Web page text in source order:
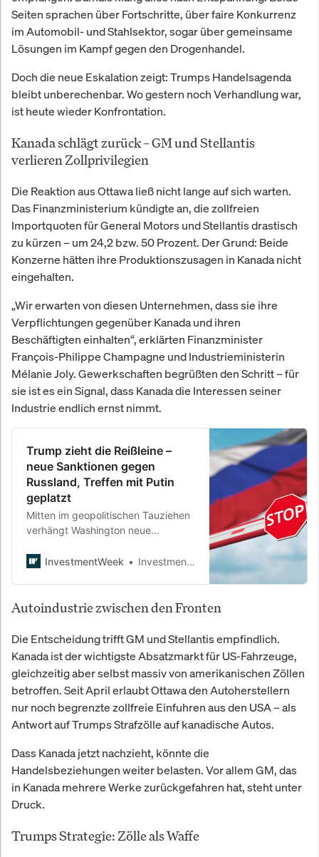
Seiten sprachen über Fortschritte, über faire Konkurrenz
im Automobil- und Stahlsektor, sogar über gemeinsame
Lösungen im Kampf gegen den Drogenhandel.
Doch die neue Eskalation zeigt: Trumps Handelsagenda
bleibt unberechenbar. Wo gestern noch Verhandlung war,
ist heute wieder Konfrontation.
Kanada schlägt zurück – GM und Stellantis
verlieren Zollprivilegien
Die Reaktion aus Ottawa ließ nicht lange auf sich warten.
Das Finanzministerium kündigte an, die zollfreien
Importquoten für General Motors und Stellantis drastisch
zu kürzen – um 24,2 bzw. 50 Prozent. Der Grund: Beide
Konzerne hätten ihre Produktionszusagen in Kanada nicht
eingehalten.
„Wir erwarten von diesen Unternehmen, dass sie ihre
Verpflichtungen gegenüber Kanada und ihren
Beschäftigten einhalten“, erklärten Finanzminister
François-Philippe Champagne und Industrieministerin
Mélanie Joly. Gewerkschaften begrüßten den Schritt – für
sie ist es ein Signal, dass Kanada die Interessen seiner
Industrie endlich ernst nimmt.
Trump zieht die Reißleine –
neue Sanktionen gegen
Russland, Treffen mit Putin
geplatzt
Mitten im geopolitischen Tauziehen
verhängt Washington neue
Ölindustrie. Präsident Trump sagt
zugleich ein gefährliches Fenster
InvestmentWeek InvestmentWeek
Autoindustrie zwischen den Fronten
Die Entscheidung trifft GM und Stellantis empfindlich.
Kanada ist der wichtigste Absatzmarkt für US-Fahrzeuge,
gleichzeitig aber selbst massiv von amerikanischen Zöllen
betroffen. Seit April erlaubt Ottawa den Autoherstellern
nur noch begrenzte zollfreie Einfuhren aus den USA – als
Antwort auf Trumps Strafzölle auf kanadische Autos.
Dass Kanada jetzt nachzieht, könnte die
Handelsbeziehungen weiter belasten. Vor allem GM, das
in Kanada mehrere Werke zurückgefahren hat, steht unter
Druck.
Trumps Strategie: Zölle als Waffe